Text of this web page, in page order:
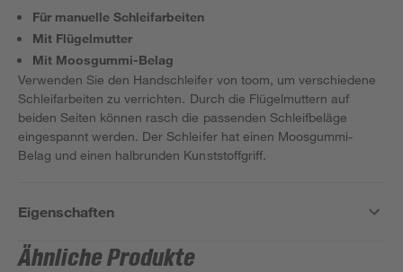
Für manuelle Schleifarbeiten
Mit Flügelmutter
Mit Moosgummi-Belag
Verwenden Sie den Handschleifer von toom, um verschiedene
Schleifarbeiten zu verrichten. Durch die Flügelmuttern auf
beiden Seiten können rasch die passenden Schleifbeläge
eingespannt werden. Der Schleifer hat einen Moosgummi-
Belag und einen halbrunden Kunststoffgriff.
Eigenschaften
Ähnliche Produkte